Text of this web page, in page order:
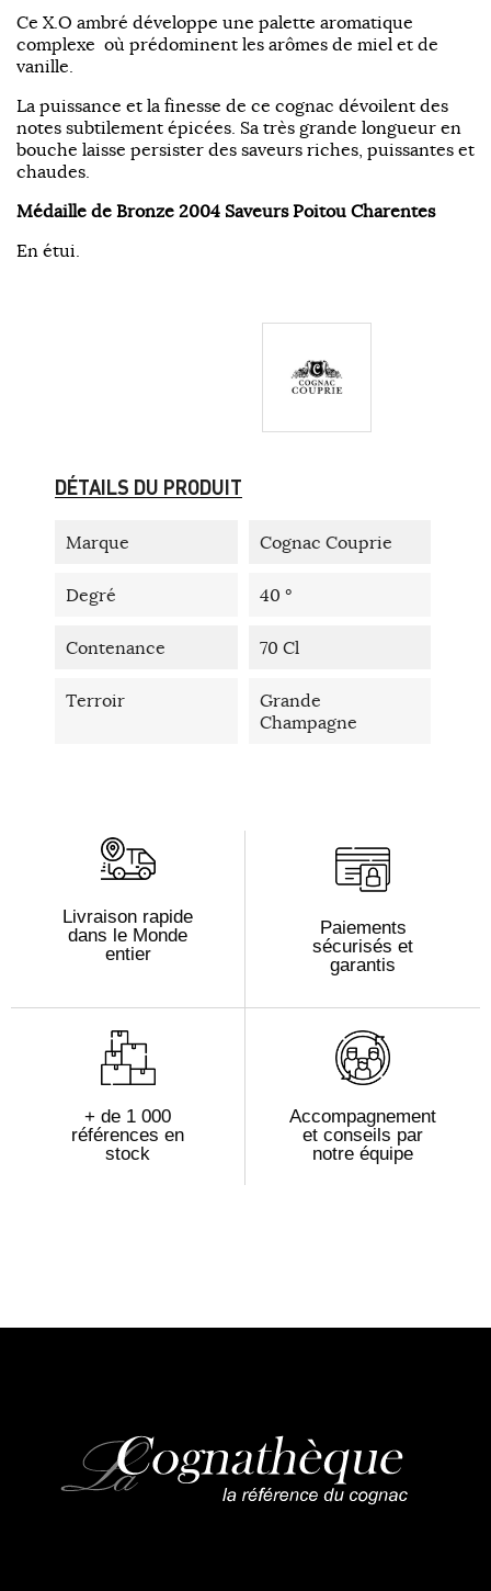
Ce X.O ambré développe une palette aromatique
complexe où prédominent les arômes de miel et de
vanille.
La puissance et la finesse de ce cognac dévoilent des
notes subtilement épicées. Sa très grande longueur en
bouche laisse persister des saveurs riches, puissantes et
chaudes.
Médaille de Bronze 2004 Saveurs Poitou Charentes
En étui.
DÉTAILS DU PRODUIT
Marque Cognac Couprie
Degré 40 °
Contenance 70 Cl
Terroir
Grande
Champagne
Livraison rapide
dans le Monde
entier
Paiements
sécurisés et
garantis
+ de 1 000
références en
stock
Accompagnement
et conseils par
notre équipe